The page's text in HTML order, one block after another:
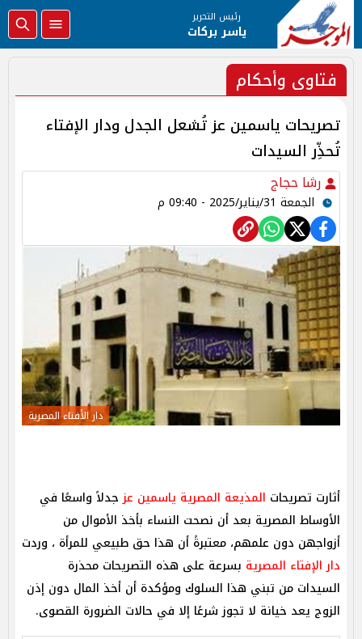
رئيس التحرير
ياسر بركات
فتاوى وأحكام
تصريحات ياسمين عز تُشعل الجدل ودار الإفتاء
تُحذِّر السيدات
رشا حجاج
الجمعة 31/يناير/2025 - 09:40 م
دار الأفتاء المصرية
أثارت تصريحات المذيعة المصرية ياسمين عزجدلاً واسعًا في
الأوساط المصرية بعد أن نصحت النساء بأخذ الأموال من
أزواجهن دون علمهم، معتبرةً أن هذا حق طبيعي للمرأة ، وردت
دار الإفتاء المصرية بسرعة على هذه التصريحات محذرة
السيدات من تبني هذا السلوك ومؤكدة أن أخذ المال دون إذن
الزوج يعد خيانة لا تجوز شرعًا إلا في حالات الضرورة القصوى.